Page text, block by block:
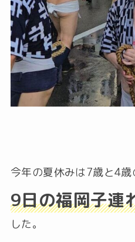
今年の夏休みは7歳と4
9日の福岡子連
した。